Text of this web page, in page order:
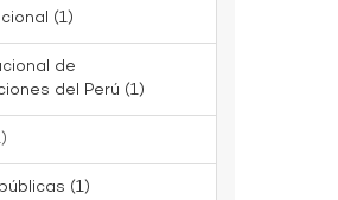
(1)
de
del Perú (1)
(1)